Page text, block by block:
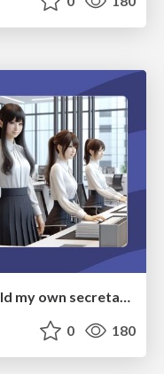
Directions Asia 2025 _ Let’s build my own secretary (AI Agent) Part 1 & 2
0 180